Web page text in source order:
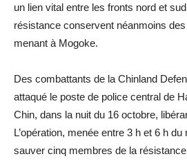
un lien vital entre les fronts nord et
résistance conservent néanmoins
menant à Mogoke.
Des combattants de la Chinland
attaqué le poste de police central de
Chin, dans la nuit du 16 octobre,
L’opération, menée entre 3 h et 6 h
sauver cinq membres de la